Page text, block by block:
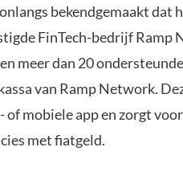
bekendgemaakt dat
FinTech-bedrijf Ramp
meer dan 20
van Ramp Network.
of mobiele app en zorgt
met fiatgeld.